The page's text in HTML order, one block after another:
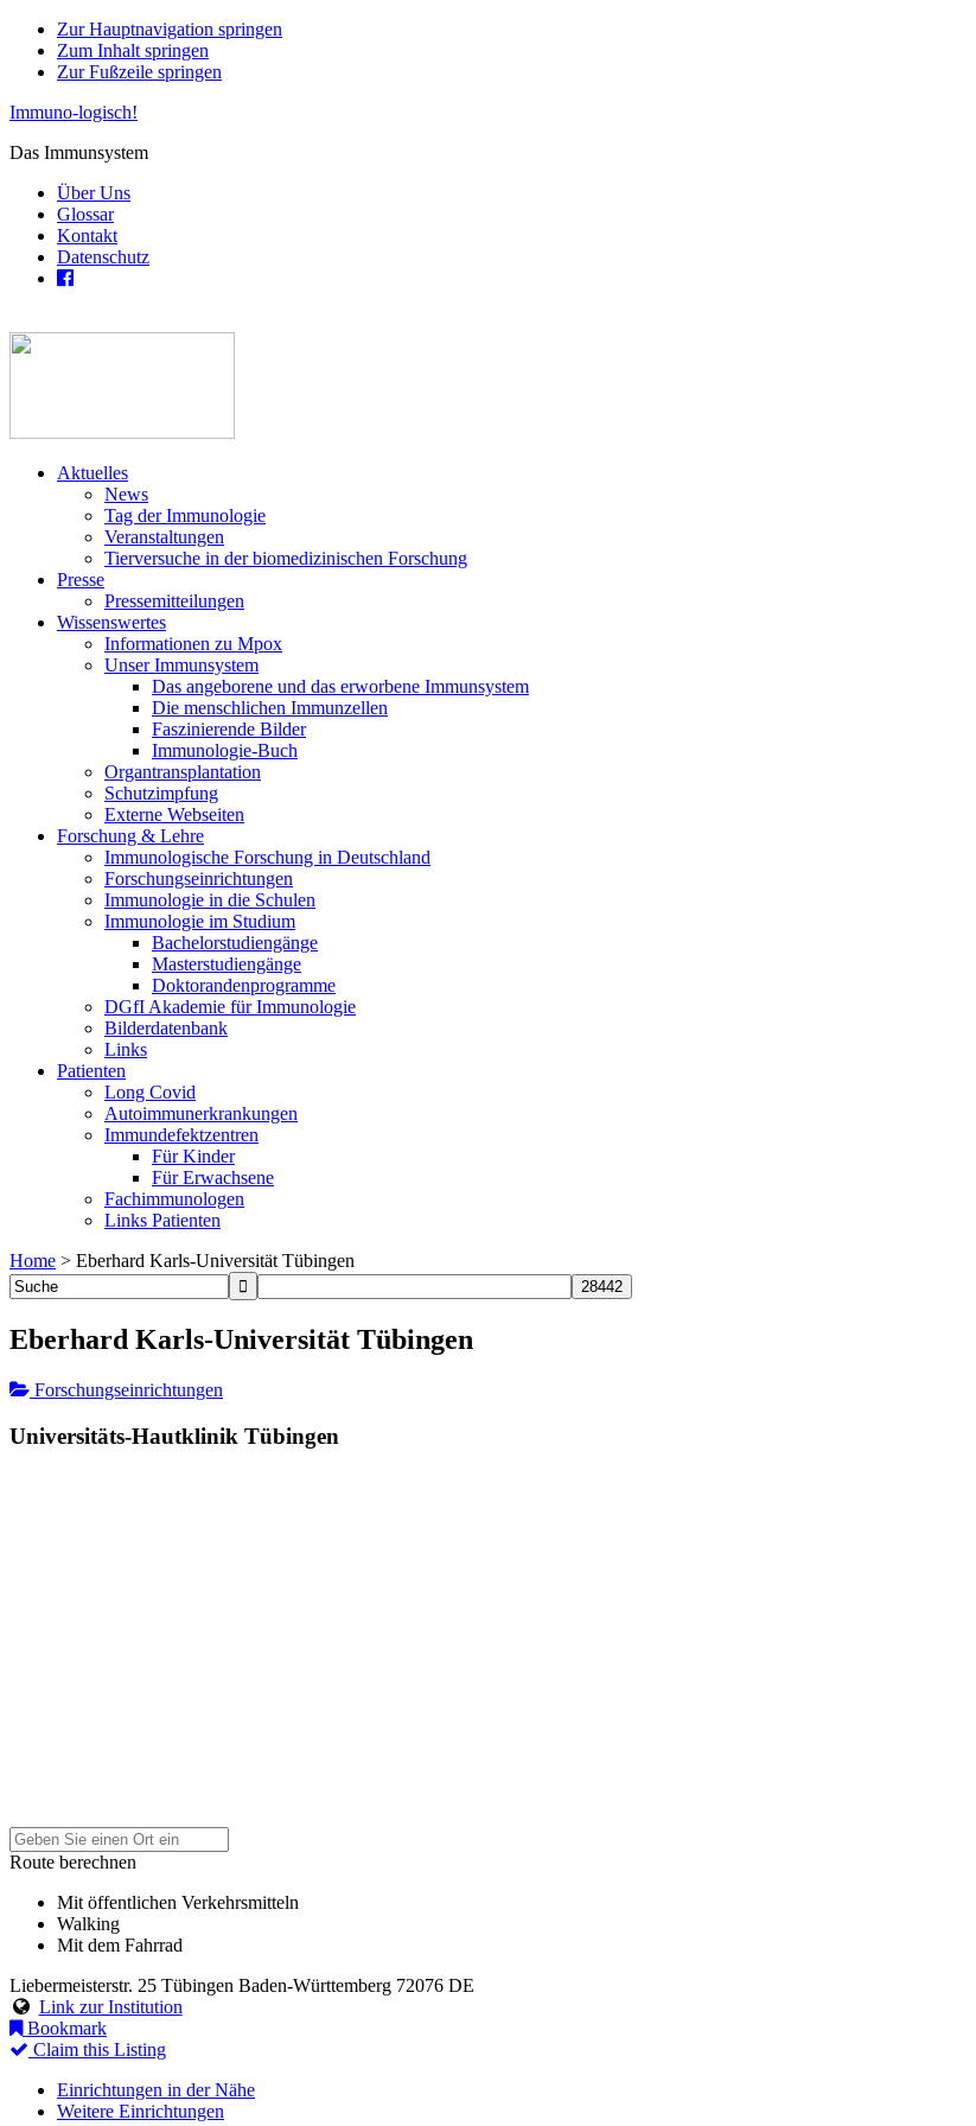
Zur Hauptnavigation springen
Zum Inhalt springen
Zur Fußzeile springen
Immuno-logisch!
Das Immunsystem
Über Uns
Glossar
Kontakt
Datenschutz
Aktuelles
News
Tag der Immunologie
Veranstaltungen
Tierversuche in der biomedizinischen Forschung
Presse
Pressemitteilungen
Wissenswertes
Informationen zu Mpox
Unser Immunsystem
Das angeborene und das erworbene Immunsystem
Die menschlichen Immunzellen
Faszinierende Bilder
Immunologie-Buch
Organtransplantation
Schutzimpfung
Externe Webseiten
Forschung & Lehre
Immunologische Forschung in Deutschland
Forschungseinrichtungen
Immunologie in die Schulen
Immunologie im Studium
Bachelorstudiengänge
Masterstudiengänge
Doktorandenprogramme
DGfI Akademie für Immunologie
Bilderdatenbank
Links
Patienten
Long Covid
Autoimmunerkrankungen
Immundefektzentren
Für Kinder
Für Erwachsene
Fachimmunologen
Links Patienten
Home > Eberhard Karls-Universität Tübingen
Eberhard Karls-Universität Tübingen
Forschungseinrichtungen
Universitäts-Hautklinik Tübingen
Route berechnen
Mit öffentlichen Verkehrsmitteln
Walking
Mit dem Fahrrad
Liebermeisterstr. 25 Tübingen Baden-Württemberg 72076 DE
Link zur Institution
Bookmark
Claim this Listing
Einrichtungen in der Nähe
Weitere Einrichtungen